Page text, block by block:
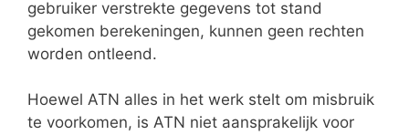
gebruiker verstrekte gegevens tot stand
gekomen berekeningen, kunnen geen rechten
worden ontleend.
Hoewel ATN alles in het werk stelt om misbruik
te voorkomen, is ATN niet aansprakelijk voor